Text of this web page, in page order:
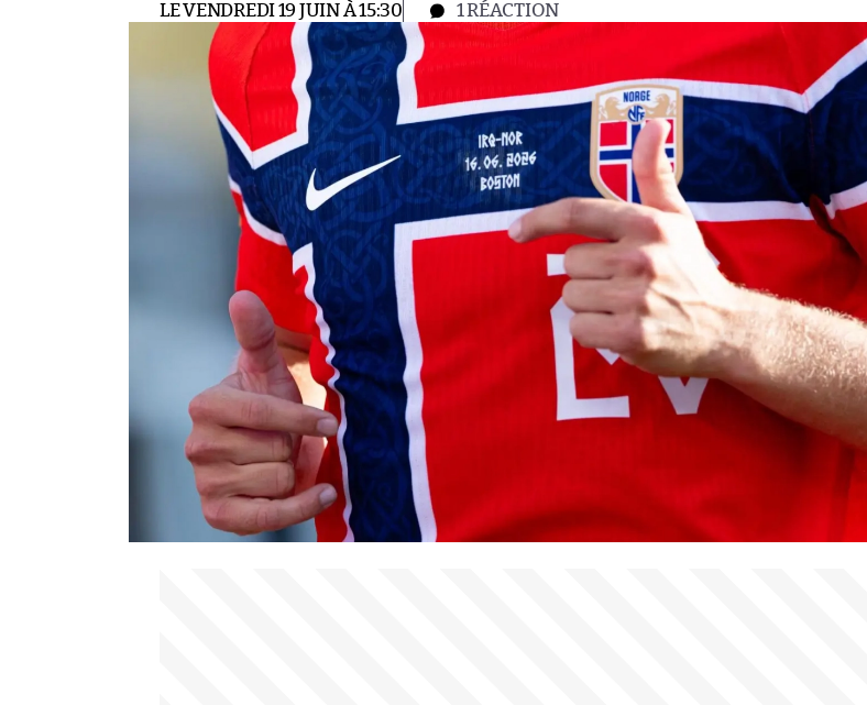
LE VENDREDI 19 JUIN À 15:30 1RÉACTION